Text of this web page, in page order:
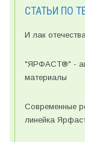
СТАТЬИ ПО
И лак
"ЯРФАСТ®" -
материалы
Современные
линейка